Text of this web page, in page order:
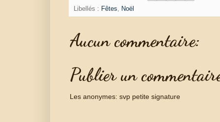
Libellés : Fêtes Noël
Aucun commentaire:
Publier un
Les anonymes: svp petite signature